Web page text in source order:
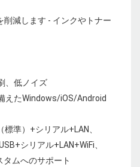
減します - インクやトナー
えたWindows/iOS/Android
準）+シリアル+LAN、
シリアル+LAN+WiFi、
ムへのサポート